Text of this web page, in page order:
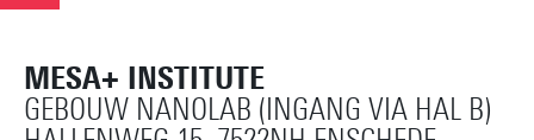
MESA+ INSTITUTE
GEBOUW NANOLAB (INGANG VIA HAL B)